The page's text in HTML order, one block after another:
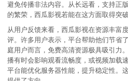
避免传播非法内容。从长远看，支持正
的繁荣，西瓜影视若能在这方面取得突
从用户反馈来看，西瓜影视在资源丰富
评。许多用户表示，平台帮助他们节省
庭用户而言，免费高清资源极具吸引力
播有时会影响观看流畅度，或视频加载
平台能优化服务器性能，提升稳定性。